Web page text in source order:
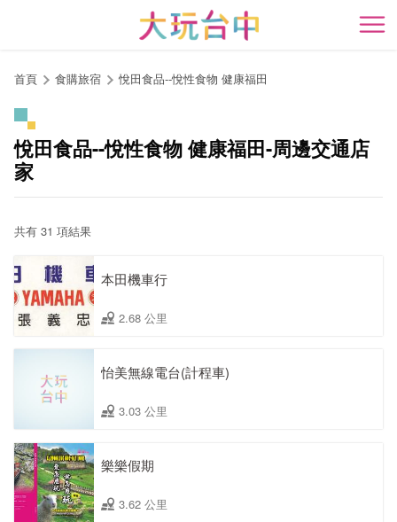
開
首頁 食購旅宿 悅田食品--悅性食物 健康福田
悅田食品--悅性食物 健康福田-周邊交通店
家
共有 31 項結果
本田機車行
2.68 公里
怡美無線電台(計程車)
3.03 公里
樂樂假期
3.62 公里